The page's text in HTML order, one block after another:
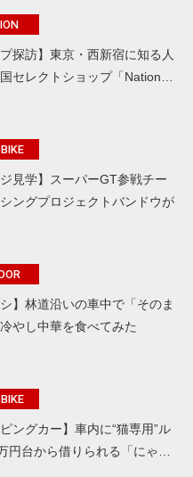
プ探訪】東京・西新宿に知る人
セレクトショップ「Nation…
ジ見学】スーパーGT参戦チー
ングプロジェクトバンドウが
シ】林道沿いの車中で「そのま
やし中華を食べてみた
ピングカー】車内に“猫専用”ル
円台から借りられる「にゃ…